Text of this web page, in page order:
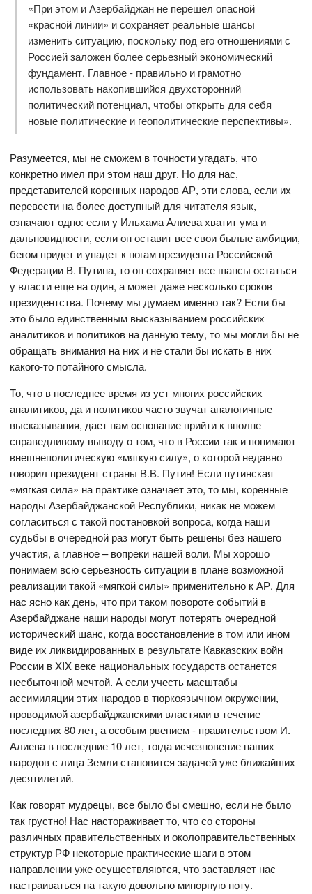
«При этом и Азербайджан не перешел опасной
«красной линии» и сохраняет реальные шансы
изменить ситуацию, поскольку под его отношениями с
Россией заложен более серьезный экономический
фундамент. Главное - правильно и грамотно
использовать накопившийся двухсторонний
политический потенциал, чтобы открыть для себя
новые политические и геополитические перспективы».
Разумеется, мы не сможем в точности угадать, что
конкретно имел при этом наш друг. Но для нас,
представителей коренных народов АР, эти слова, если их
перевести на более доступный для читателя язык,
означают одно: если у Ильхама Алиева хватит ума и
дальновидности, если он оставит все свои былые амбиции,
бегом придет и упадет к ногам президента Российской
Федерации В. Путина, то он сохраняет все шансы остаться
у власти еще на один, а может даже несколько сроков
президентства. Почему мы думаем именно так? Если бы
это было единственным высказыванием российских
аналитиков и политиков на данную тему, то мы могли бы не
обращать внимания на них и не стали бы искать в них
какого-то потайного смысла.
То, что в последнее время из уст многих российских
аналитиков, да и политиков часто звучат аналогичные
высказывания, дает нам основание прийти к вполне
справедливому выводу о том, что в России так и понимают
внешнеполитическую «мягкую силу», о которой недавно
говорил президент страны В.В. Путин! Если путинская
«мягкая сила» на практике означает это, то мы, коренные
народы Азербайджанской Республики, никак не можем
согласиться с такой постановкой вопроса, когда наши
судьбы в очередной раз могут быть решены без нашего
участия, а главное – вопреки нашей воли. Мы хорошо
понимаем всю серьезность ситуации в плане возможной
реализации такой «мягкой силы» применительно к АР. Для
нас ясно как день, что при таком повороте событий в
Азербайджане наши народы могут потерять очередной
исторический шанс, когда восстановление в том или ином
виде их ликвидированных в результате Кавказских войн
России в XIX веке национальных государств останется
несбыточной мечтой. А если учесть масштабы
ассимиляции этих народов в тюркоязычном окружении,
проводимой азербайджанскими властями в течение
последних 80 лет, а особым рвением - правительством И.
Алиева в последние 10 лет, тогда исчезновение наших
народов с лица Земли становится задачей уже ближайших
десятилетий.
Как говорят мудрецы, все было бы смешно, если не было
так грустно! Нас настораживает то, что со стороны
различных правительственных и околоправительственных
структур РФ некоторые практические шаги в этом
направлении уже осуществляются, что заставляет нас
настраиваться на такую довольно минорную ноту.